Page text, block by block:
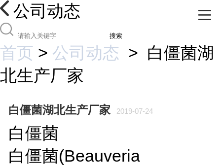
公司动态
搜索
首页 > 公司动态 > 白僵菌湖
北生产厂家
白僵菌湖北生产厂家 2019-07-24
白僵菌
白僵菌(Beauveria